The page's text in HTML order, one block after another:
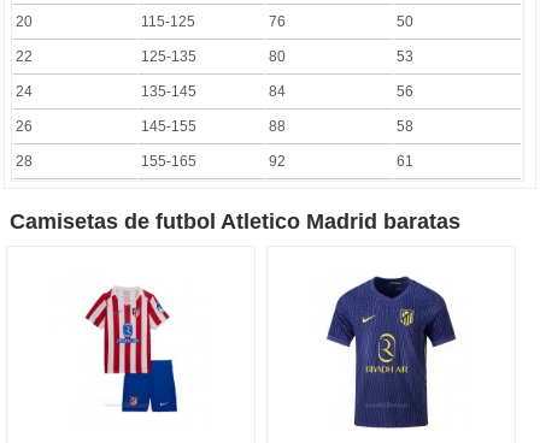
20 115-125 76 50
22 125-135 80 53
24 135-145 84 56
26 145-155 88 58
28 155-165 92 61
Camisetas de futbol Atletico Madrid baratas